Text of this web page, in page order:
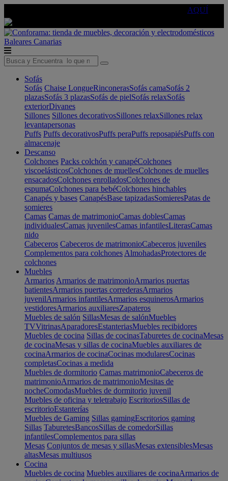
AQUÍ
Baleares Canarias
Sofás
Sofás Chaise LongueRinconerasSofás camaSofás 2
plazasSofás 3 plazasSofás de pielSofás relaxSofás
exteriorDivanes
Sillones Sillones decorativosSillones relaxSillones relax
levantapersonas
Puffs Puffs decorativosPuffs peraPuffs reposapiésPuffs con
almacenaje
Descanso
Colchones Packs colchón y canapéColchones
viscoelásticosColchones de muellesColchones de muelles
ensacadosColchones enrolladosColchones de
espumaColchones para bebéColchones hinchables
Canapés y bases CanapésBase tapizadasSomieresPatas de
somieres
Camas Camas de matrimonioCamas doblesCamas
individualesCamas juvenilesCamas infantilesLiterasCamas
nido
Cabeceros Cabeceros de matrimonioCabeceros juveniles
Complementos para colchones AlmohadasProtectores de
colchones
Muebles
Armarios Armarios de matrimonioArmarios puertas
batientesArmarios puertas correderasArmarios
juvenilArmarios infantilesArmarios esquinerosArmarios
vestidoresArmarios auxiliaresZapateros
Muebles de salón SillasMesas de salónMuebles
TVVitrinasAparadoresEstanteriasMuebles recibidores
Muebles de cocina Sillas de cocinasTaburetes de cocinaMesas
de cocinaMesas y sillas de cocinaMuebles auxiliares de
cocinaArmarios de cocinaCocinas modularesCocinas
completasCocinas a medida
Muebles de dormitorio Camas matrimonioCabeceros de
matrimonioArmarios de matrimonioMesitas de
nocheComodasMuebles de dormitorio juvenil
Muebles de oficina y teletrabajo EscritoriosSillas de
escritorioEstanterías
Muebles de Gaming Sillas gamingEscritorios gaming
Sillas TaburetesBancosSillas de comedorSillas
infantilesComplementos para sillas
Mesas Conjuntos de mesas y sillasMesas extensiblesMesas
altasMesas multiusos
Cocina
Muebles de cocina Muebles auxiliares de cocinaArmarios de